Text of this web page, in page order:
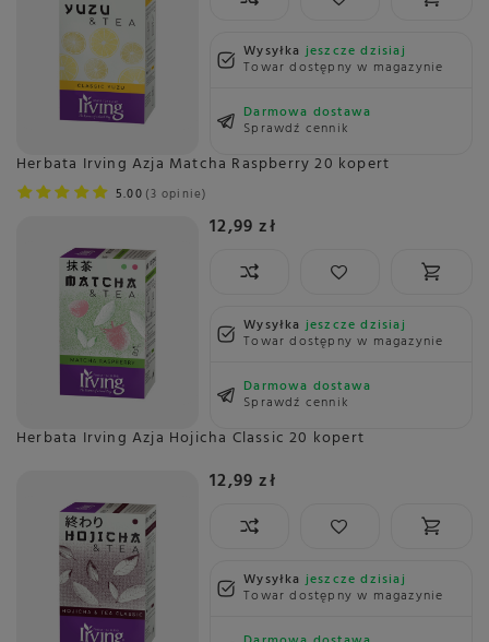
Wysyłkajeszcze dzisiaj
Towar dostępny w magazynie
Darmowa dostawa
Sprawdź cennik
Herbata Irving Azja Matcha Raspberry 20 kopert
5.00 3 opinie
12,99 zł
Wysyłkajeszcze dzisiaj
Towar dostępny w magazynie
Darmowa dostawa
Sprawdź cennik
Herbata Irving Azja Hojicha Classic 20 kopert
12,99 zł
Wysyłkajeszcze dzisiaj
Towar dostępny w magazynie